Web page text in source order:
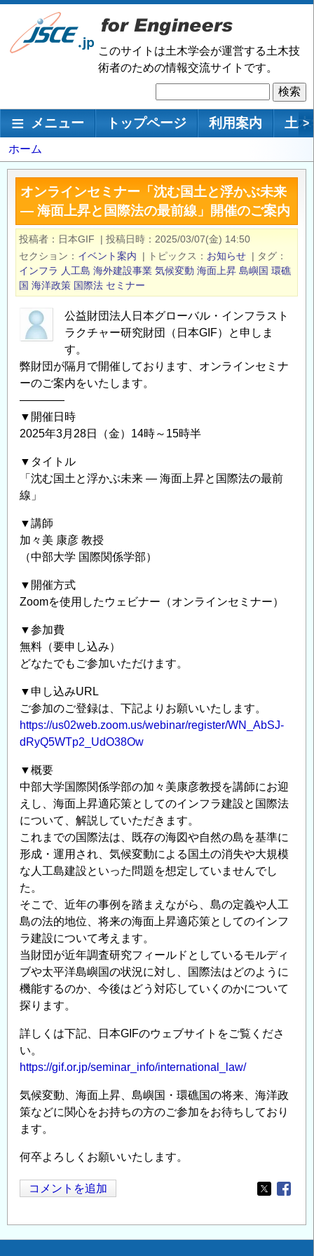
メ
ン
移
このサイトは土木学会が運営する土木技
術者のための情報交流サイトです。
索
メインナビゲーション
メニュー トップページ 利用案内 土 >
パ
ン
く
ホーム
オンラインセミナー「沈む国土と浮かぶ未来
— 海面上昇と国際法の最前線」開催のご案内
投稿者 日本GIF | 投稿日時
2025/03/07(金) 14:50
セクション
イベント案内 | トピックス お知らせ | タグ
インフラ 人工島 海外建設事業 気候変動 海面上昇 島嶼国 環礁
国 海洋政策 国際法 セミナー
公益財団法人日本グローバル・インフラスト
ラクチャー研究財団（日本GIF）と申しま
す。
弊財団が隔月で開催しております、オンラインセミナ
ーのご案内をいたします。
――――
▼開催日時
2025年3月28日（金）14時～15時半
▼タイトル
「沈む国土と浮かぶ未来 — 海面上昇と国際法の最前
線」
▼講師
加々美 康彦 教授
（中部大学 国際関係学部）
▼開催方式
Zoomを使用したウェビナー（オンラインセミナー）
▼参加費
無料（要申し込み）
どなたでもご参加いただけます。
▼申し込みURL
ご参加のご登録は、下記よりお願いいたします。
https://us02web.zoom.us/webinar/register/WN_AbSJ-
dRyQ5WTp2_UdO38Ow
▼概要
中部大学国際関係学部の加々美康彦教授を講師にお迎
えし、海面上昇適応策としてのインフラ建設と国際法
について、解説していただきます。
これまでの国際法は、既存の海図や自然の島を基準に
形成・運用され、気候変動による国土の消失や大規模
な人工島建設といった問題を想定していませんでし
た。
そこで、近年の事例を踏まえながら、島の定義や人工
島の法的地位、将来の海面上昇適応策としてのインフ
ラ建設について考えます。
当財団が近年調査研究フィールドとしているモルディ
ブや太平洋島嶼国の状況に対し、国際法はどのように
機能するのか、今後はどう対応していくのかについて
探ります。
詳しくは下記、日本GIFのウェブサイトをご覧くださ
い。
https://gif.or.jp/seminar_info/international_law/
気候変動、海面上昇、島嶼国・環礁国の将来、海洋政
策などに関心をお持ちの方のご参加をお待ちしており
ます。
何卒よろしくお願いいたします。
コメントを追加
Opens in